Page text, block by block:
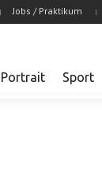
Jobs / Praktikum
Portrait Sport